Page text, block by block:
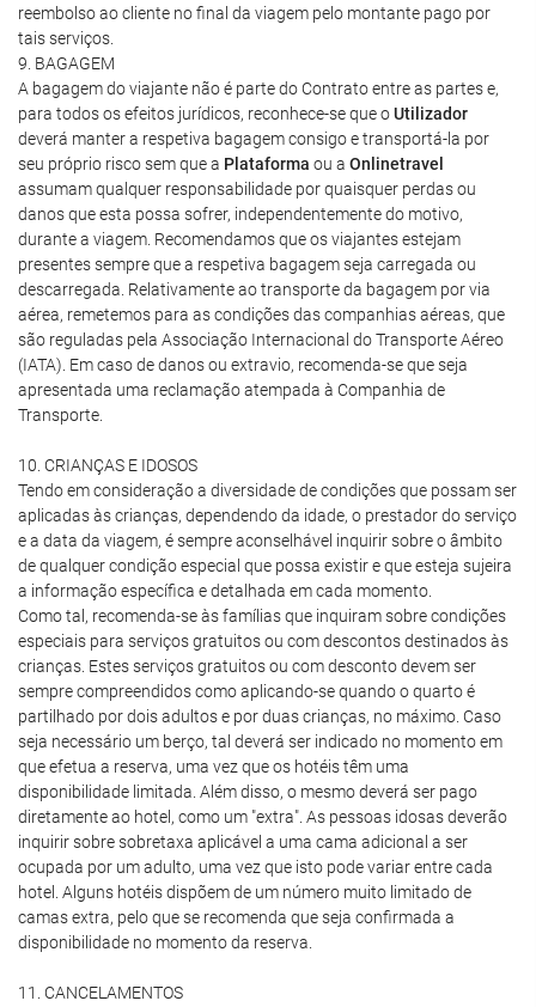
reembolso ao cliente no final da viagem pelo montante pago por
tais serviços.
9. BAGAGEM
A bagagem do viajante não é parte do Contrato entre as partes e,
para todos os efeitos jurídicos, reconhece-se que oUtilizador
deverá manter a respetiva bagagem consigo e transportá-la por
seu próprio risco sem que a Plataforma ou a Onlinetravel
assumam qualquer responsabilidade por quaisquer perdas ou
danos que esta possa sofrer, independentemente do motivo,
durante a viagem. Recomendamos que os viajantes estejam
presentes sempre que a respetiva bagagem seja carregada ou
descarregada. Relativamente ao transporte da bagagem por via
aérea, remetemos para as condições das companhias aéreas, que
são reguladas pela Associação Internacional do Transporte Aéreo
(IATA). Em caso de danos ou extravio, recomenda-se que seja
apresentada uma reclamação atempada à Companhia de
Transporte.
10. CRIANÇAS E IDOSOS
Tendo em consideração a diversidade de condições que possam ser
aplicadas às crianças, dependendo da idade, o prestador do serviço
e a data da viagem, é sempre aconselhável inquirir sobre o âmbito
de qualquer condição especial que possa existir e que esteja sujeira
a informação específica e detalhada em cada momento.
Como tal, recomenda-se às famílias que inquiram sobre condições
especiais para serviços gratuitos ou com descontos destinados às
crianças. Estes serviços gratuitos ou com desconto devem ser
sempre compreendidos como aplicando-se quando o quarto é
partilhado por dois adultos e por duas crianças, no máximo. Caso
seja necessário um berço, tal deverá ser indicado no momento em
que efetua a reserva, uma vez que os hotéis têm uma
disponibilidade limitada. Além disso, o mesmo deverá ser pago
diretamente ao hotel, como um "extra". As pessoas idosas deverão
inquirir sobre sobretaxa aplicável a uma cama adicional a ser
ocupada por um adulto, uma vez que isto pode variar entre cada
hotel. Alguns hotéis dispõem de um número muito limitado de
camas extra, pelo que se recomenda que seja confirmada a
disponibilidade no momento da reserva.
11. CANCELAMENTOS